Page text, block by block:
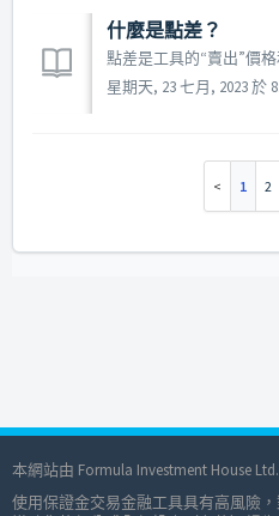
什麼是點差？
星期天, 23 七月, 2023 於
1 2
本網站由 Formula Investment House
使用保證金交易金融工具具有高風險